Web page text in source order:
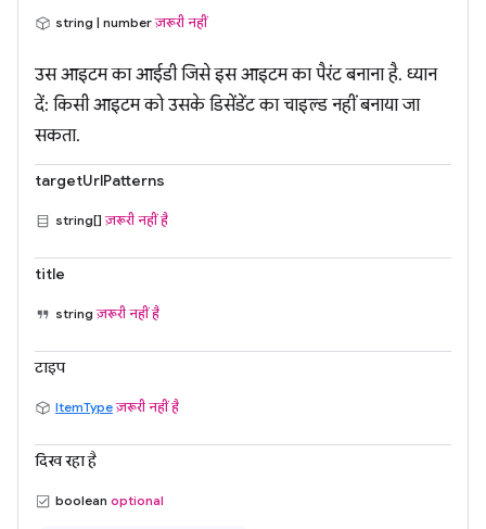
string | numberज़रूरी नहीं
उस आइटम का आईडी जिसे इस आइटम का पैरंट बनाना है. ध्यान
दें: किसी आइटम को उसके डिसेंडेंट का चाइल्ड नहीं बनाया जा
सकता.
targetUrlPatterns
string[]ज़रूरी नहीं है
title
stringज़रूरी नहीं है
टाइप
ItemType ज़रूरी नहीं है
दिख रहा है
boolean optional